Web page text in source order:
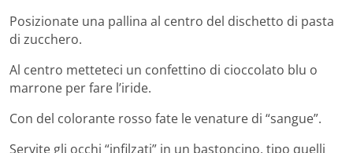
Posizionate una pallina al centro del dischetto di pasta
di zucchero.
Al centro metteteci un confettino di cioccolato blu o
marrone per fare l’iride.
Con del colorante rosso fate le venature di “sangue”.
Servite gli occhi “infilzati” in un bastoncino, tipo quelli